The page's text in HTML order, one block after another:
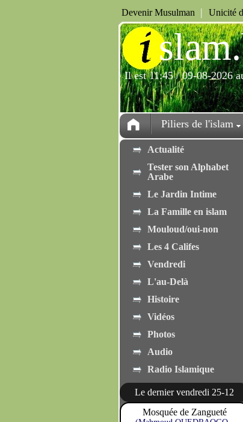
Devenir Musulman | Unicité
i
Il est 11:45 / 09-08-2026
Piliers de l'islam
Actualité
Tester son Alphabet
Arabe
Le Jardin Intime
La Famille en islam
Mouloud/oui-non
Les 4 Califes
Vendredi
L'au-Delà
Histoire
Vidéos
Photos
Audio
Radio Islamique
Le dernier vendredi 25-12
Mosquée de Zangueté